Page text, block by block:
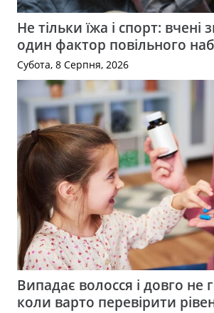
Не тільки їжа і спорт:
один фактор повільного
Субота, 8 Серпня, 2026
Випадає волосся і довго не
коли варто перевірити